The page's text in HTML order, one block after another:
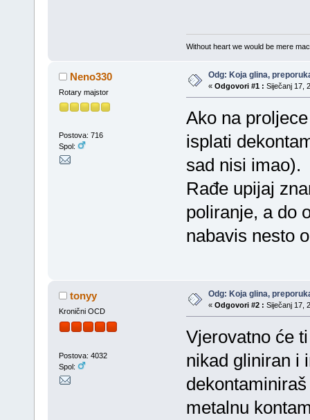
Without heart we would be mere
Neno330
Rotary majstor
Postova: 716
Spol:
Odg: Koja glina,
« Odgovori #1 : Siječanj 17,
Ako na
isplati
sad nisi imao).
Rađe upijaj
poliranje, a do
nabavis nesto
tonyy
Kronični OCD
Postova: 4032
Spol:
Odg: Koja glina,
« Odgovori #2 : Siječanj 17,
Vjerovatno će
nikad gliniran i
metalnu